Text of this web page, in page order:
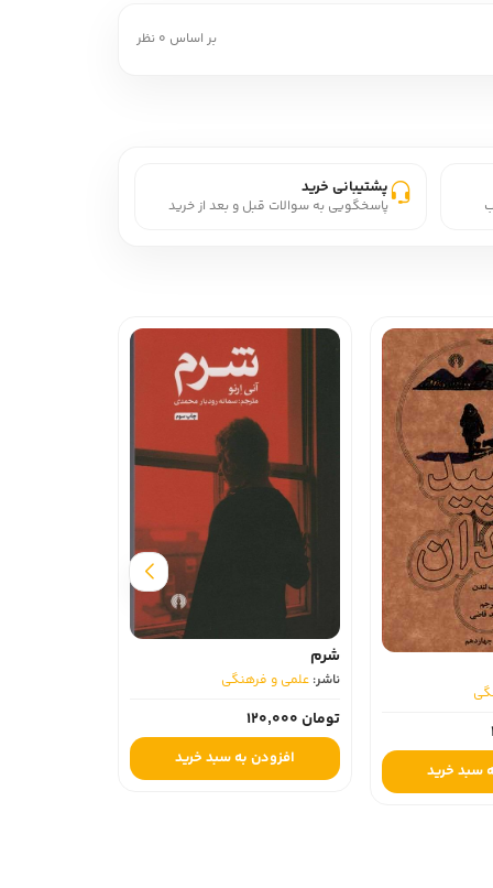
بر اساس 0 نظر
پشتیبانی خرید
پاسخگویی به سوالات قبل و بعد از خرید
سبد خرید
شرم
ناشر: علمی و فرهنگی
تومان 120,000
افزودن به سبد خرید